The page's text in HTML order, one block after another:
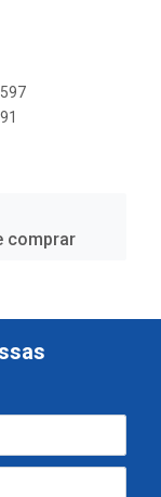
comprar